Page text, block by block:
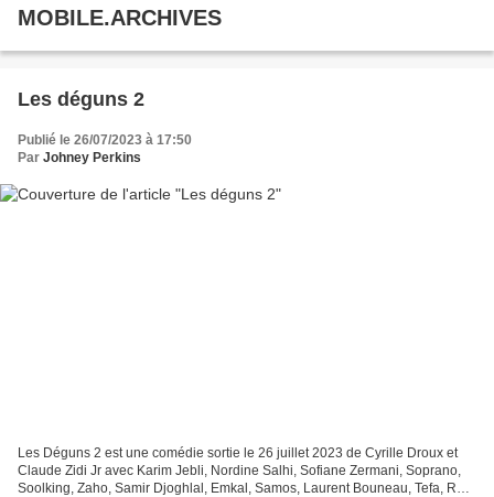
MOBILE.ARCHIVES
Les déguns 2
Publié le 26/07/2023 à 17:50
Par Johney Perkins
Les Déguns 2 est une comédie sortie le 26 juillet 2023 de Cyrille Droux et
Claude Zidi Jr avec Karim Jebli, Nordine Salhi, Sofiane Zermani, Soprano,
Soolking, Zaho, Samir Djoghlal, Emkal, Samos, Laurent Bouneau, Tefa, RK,